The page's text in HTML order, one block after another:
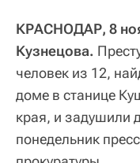
КРАСНОДАР, 8
Кузнецова.
человек из 12,
доме в станице
края, и задушили
понедельник